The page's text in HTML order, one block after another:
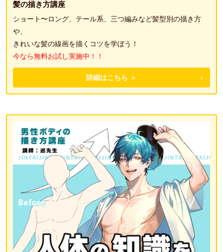
髪の描き方講座
ショート〜ロング、テール系、三つ編みなど髪型別の描き方
や、
きれいな髪の線画を描くコツを学ぼう！
今なら無料お試し実施中！！
詳細はこちら ＞